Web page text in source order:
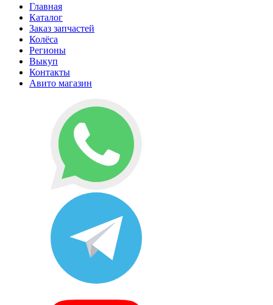
Главная
Каталог
Заказ запчастей
Колёса
Регионы
Выкуп
Контакты
Авито магазин